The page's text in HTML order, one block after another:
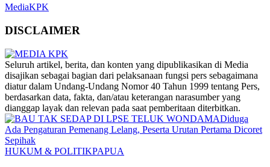
MediaKPK
DISCLAIMER
‎Seluruh artikel, berita, dan konten yang dipublikasikan di Media
disajikan sebagai bagian dari pelaksanaan fungsi pers sebagaimana
diatur dalam Undang-Undang Nomor 40 Tahun 1999 tentang Pers,
berdasarkan data, fakta, dan/atau keterangan narasumber yang
dianggap layak dan relevan pada saat pemberitaan diterbitkan.
HUKUM & POLITIKPAPUA